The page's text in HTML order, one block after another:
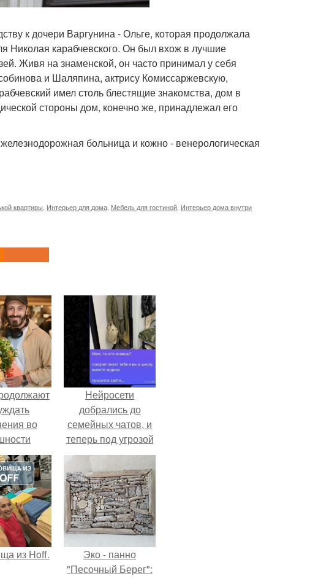
к дочери Варгунина - Ольге, которая продолжала
Николая карабчевского. Он был вхож в лучшие
Живя на знаменской, он часто принимал у себя
и Шаляпина, актрису Комиссаржевскую,
имел столь блестящие знакомства, дом в
стороны дом, конечно же, принадлежал его
больница и кожно - венерологическая
квартиры Интерьер для дома Мебель для гостиной Интерьер дома внутри
во
Нейросети
добрались до
семейных чатов, и
теперь под угрозой
мамины нервы.
из Hoff.
Эко - панно
"Песочный Берег":